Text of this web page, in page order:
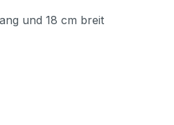
und 18 cm breit